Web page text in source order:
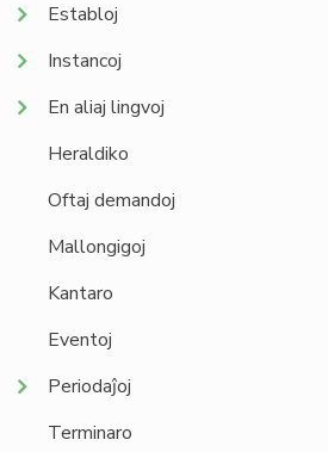
Establoj
Instancoj
En aliaj lingvoj
Heraldiko
Oftaj demandoj
Mallongigoj
Kantaro
Eventoj
Periodaĵoj
Terminaro